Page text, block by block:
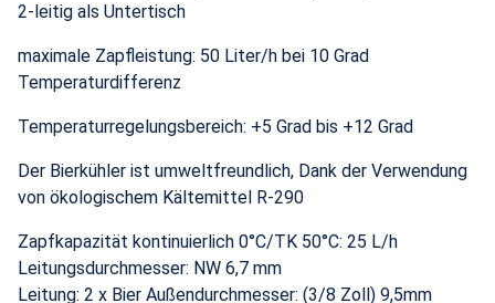
2-leitig als Untertisch
maximale Zapfleistung: 50 Liter/h bei 10 Grad
Temperaturdifferenz
Temperaturregelungsbereich: +5 Grad bis +12 Grad
Der Bierkühler ist umweltfreundlich, Dank der Verwendung
von ökologischem Kältemittel R-290
Zapfkapazität kontinuierlich 0°C/TK 50°C: 25 L/h
Leitungsdurchmesser: NW 6,7 mm
Leitung: 2 x Bier Außendurchmesser: (3/8 Zoll) 9,5mm